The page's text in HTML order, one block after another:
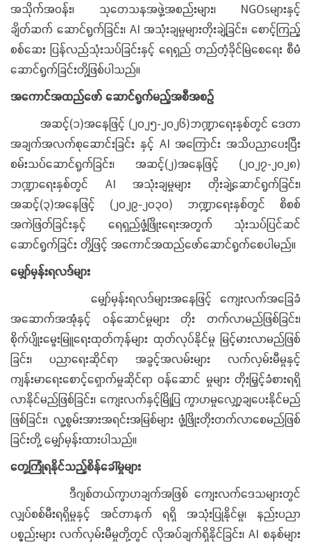
အသိုက်အဝန်း၊ သုတေသနအဖွဲ့အစည်းများ၊ NGOsများနှင့်
ချိတ်ဆက် ဆောင်ရွက်ခြင်း၊ AI အသုံးချမှုများတိုးချဲ့ခြင်း၊ စောင့်ကြည့်
စစ်ဆေး ပြန်လည်သုံးသပ်ခြင်းနှင့် ရေရှည် တည်တံ့ခိုင်မြဲစေရေး စီမံ
ဆောင်ရွက်ခြင်းတို့ဖြစ်ပါသည်။
အကောင်အထည်ဖော် ဆောင်ရွက်မည့်အစီအစဉ်
အဆင့်(၁)အနေဖြင့် (၂၀၂၅-၂၀၂၆)ဘဏ္ဍာရေးနှစ်တွင် ဒေတာ
အချက်အလက်စုဆောင်းခြင်း နှင့် AI အကြောင်း အသိပညာပေးပြီး
စမ်းသပ်ဆောင်ရွက်ခြင်း၊ အဆင့်(၂)အနေဖြင့် (၂၀၂၇-၂၀၂၈)
ဘဏ္ဍာရေးနှစ်တွင် AI အသုံးချမှုများ တိုးချဲ့ဆောင်ရွက်ခြင်း၊
အဆင့်(၃)အနေဖြင့် (၂၀၂၉-၂၀၃၀) ဘဏ္ဍာရေးနှစ်တွင် စိစစ်
အကဲဖြတ်ခြင်းနှင့် ရေရှည်ဖွံ့ဖြိုးရေးအတွက် သုံးသပ်ပြင်ဆင်
ဆောင်ရွက်ခြင်း တို့ဖြင့် အကောင်အထည်ဖော်ဆောင်ရွက်စေပါမည်။
မျှော်မှန်းရလဒ်များ
မျှော်မှန်းရလဒ်များအနေဖြင့် ကျေးလက်အခြေခံ
အဆောက်အအုံနှင့် ဝန်ဆောင်မှုများ တိုး တက်လာမည်ဖြစ်ခြင်း၊
စိုက်ပျိုးမွေးမြူရေးထုတ်ကုန်များ ထုတ်လုပ်နိုင်မှု မြင့်မားလာမည်ဖြစ်
ခြင်း၊ ပညာရေးဆိုင်ရာ အခွင့်အလမ်းများ လက်လှမ်းမီမှုနှင့်
ကျန်းမာရေးစောင့်ရှောက်မှုဆိုင်ရာ ဝန်ဆောင် မှုများ တိုးမြှင့်ခံစားရရှိ
လာနိုင်မည်ဖြစ်ခြင်း၊ ကျေးလက်နှင့်မြို့ပြ ကွာဟမှုလျှော့ချပေးနိုင်မည်
ဖြစ်ခြင်း၊ လူ့စွမ်းအားအရင်းအမြစ်များ ဖွံ့ဖြိုးတိုးတက်လာစေမည်ဖြစ်
ခြင်းတို့ မျှော်မှန်းထားပါသည်။
တွေ့ကြုံရနိုင်သည့်စိန်ခေါ်မှုများ
ဒီဂျစ်တယ်ကွာဟချက်အဖြစ် ကျေးလက်ဒေသများတွင်
လျှပ်စစ်မီးရရှိမှုနှင့် အင်တာနက် ရရှိ အသုံးပြုနိုင်မှု၊ နည်းပညာ
ပစ္စည်းများ လက်လှမ်းမီမှုတို့တွင် လိုအပ်ချက်ရှိနိုင်ခြင်း၊ AI စနစ်များ